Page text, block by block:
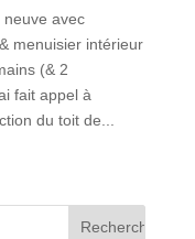
neuve avec
menuisier intérieur
(& 2
fait appel à
du toit de...